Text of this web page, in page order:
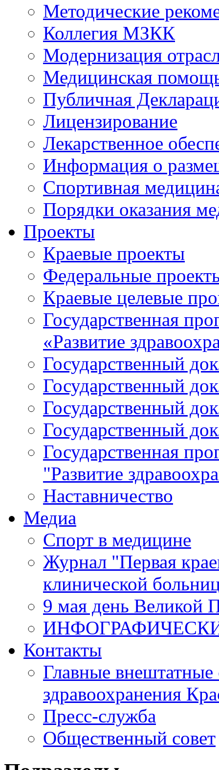
Методические
Коллегия МЗКК
Модернизация
Медицинская
Публичная
Лицензирование
Лекарственное
Информация о
Спортивная
Порядки оказания
Проекты
Краевые проекты
Федеральные
Краевые целевые
Государственная
«Развитие
Государственный
Государственный
Государственный
Государственный
Государственная
"Развитие
Наставничество
Медиа
Спорт в медицине
Журнал "Первая
клинической
9 мая день Великой
Контакты
Главные внештатные
здравоохранения
Пресс-служба
Общественный совет